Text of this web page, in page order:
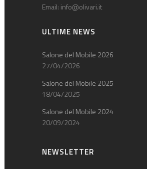
Email: info@olivari.it
ULTIME NEWS
Salone del Mobile 2026
27/04/2026
Salone del Mobile 2025
18/04/2025
Salone del Mobile 2024
20/09/2024
NEWSLETTER